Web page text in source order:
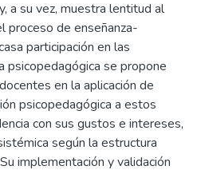
a su vez, muestra lentitud al
proceso de enseñanza-
participación en las
psicopedagógica se propone
en la aplicación de
psicopedagógica a estos
con sus gustos e intereses,
según la estructura
implementación y validación